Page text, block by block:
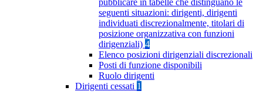
pubblicare in tabelle che distinguano le
seguenti situazioni: dirigenti, dirigenti
individuati discrezionalmente, titolari di
posizione organizzativa con funzioni
dirigenziali) 4
Elenco posizioni dirigenziali discrezionali
Posti di funzione disponibili
Ruolo dirigenti
Dirigenti cessati 1